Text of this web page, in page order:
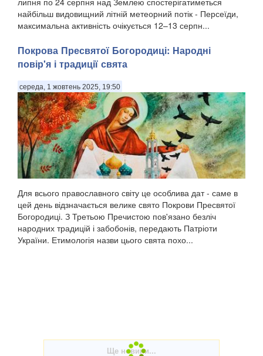
найбільш видовищний літній метеорний потік - Персеїди,
максимальна активність очікується 12–13 серпн...
Покрова Пресвятої Богородиці: Народні
повір'я і традиції свята
середа, 1 жовтень 2025, 19:50
Для всього православного світу це особлива дат - саме в
цей день відзначається велике свято Покрови Пресвятої
Богородиці. З Третьою Пречистою пов'язано безліч
народних традицій і забобонів, передають Патріоти
України. Етимологія назви цього свята похо...